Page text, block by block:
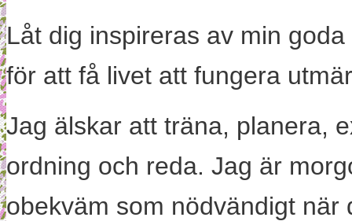
Låt dig inspireras av min
för att få livet att fungera
Jag älskar att träna, planera,
ordning och reda. Jag är
obekväm som nödvändigt när